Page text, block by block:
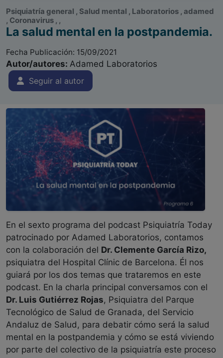
Psiquiatría general , Salud mental , Laboratorios , adamed
, Coronavirus , ,
La salud mental en la postpandemia.
Fecha Publicación: 15/09/2021
Autor/autores: Adamed Laboratorios
Seguir al autor
En el sexto programa del podcast Psiquiatría Today
patrocinado por Adamed Laboratorios, contamos
con la colaboración del Dr. Clemente García Rizo,
psiquiatra del Hospital Clínic de Barcelona. Él nos
guiará por los dos temas que trataremos en este
podcast. En la charla principal conversamos con el
Dr. Luis Gutiérrez Rojas, Psiquiatra del Parque
Tecnológico de Salud de Granada, del Servicio
Andaluz de Salud, para debatir cómo será la salud
mental en la postpandemia y cómo se está viviendo
por parte del colectivo de la psiquiatría este proceso